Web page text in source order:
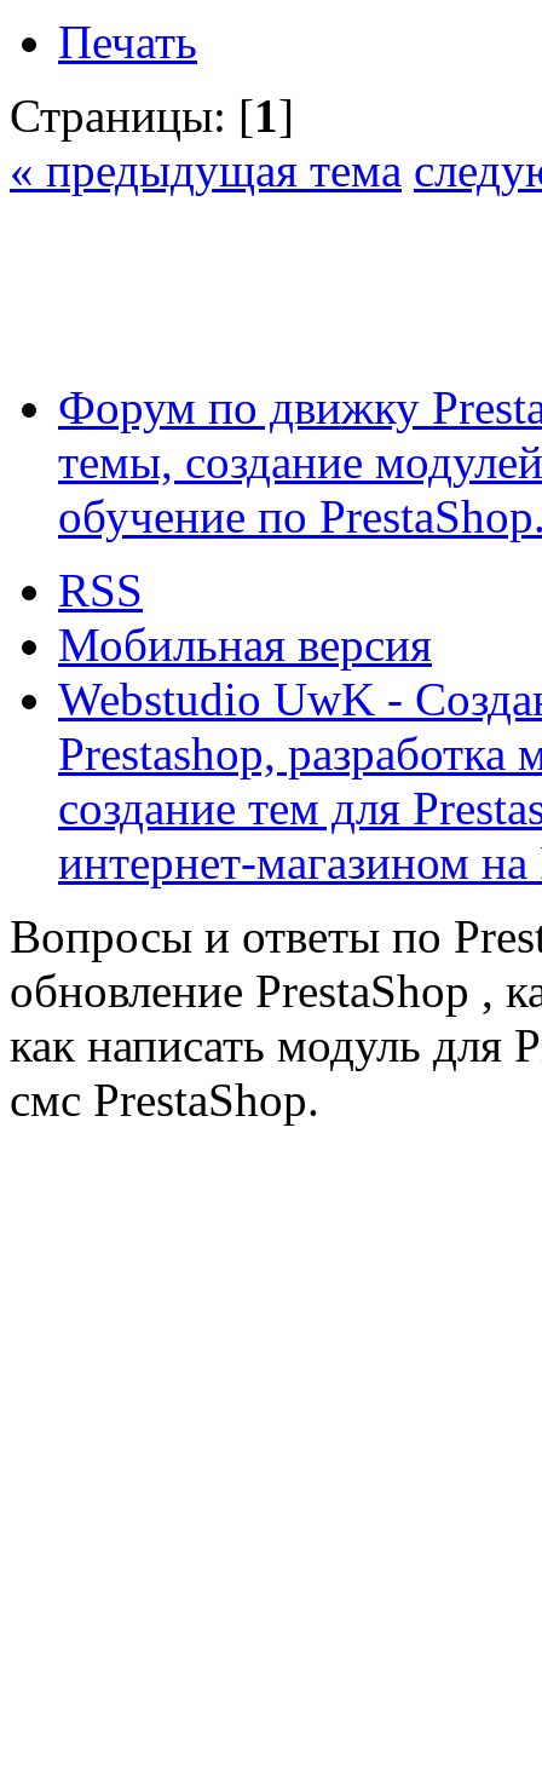
Печать
Страницы: [1]
« предыдущая тема
Форум по движку
темы, создание
обучение по
RSS
Мобильная версия
Webstudio UwK -
Prestashop, разработка
создание тем для
интернет-магазином на
Вопросы и ответы по
обновление PrestaShop ,
как написать модуль для
смс PrestaShop.